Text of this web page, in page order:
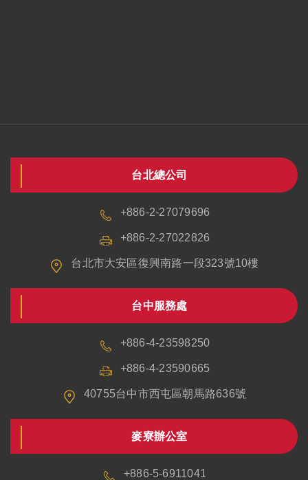
台北總公司
+886-2-27079696
+886-2-27022826
台北市大安區復興南路一段323號10樓
台中服務處
+886-4-23598250
+886-4-23590665
40755台中市西屯區朝馬路636號
麥寮辦公室
+886-5-6911041